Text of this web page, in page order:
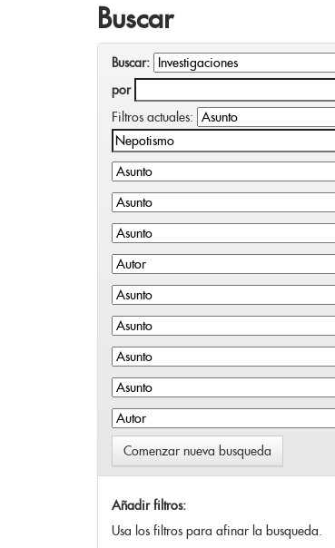
Buscar
Buscar:
por
Filtros actuales:
Comenzar nueva busqueda
Añadir filtros:
Usa los filtros para afinar la busqueda.